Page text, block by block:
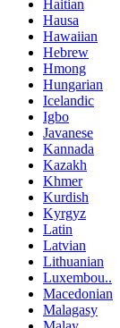
Haitian
Hausa
Hawaiian
Hebrew
Hmong
Hungarian
Icelandic
Igbo
Javanese
Kannada
Kazakh
Khmer
Kurdish
Kyrgyz
Latin
Latvian
Lithuanian
Luxembou..
Macedonian
Malagasy